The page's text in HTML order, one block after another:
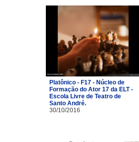
Platônico - F17 - Núcleo de
Formação do Ator 17 da ELT -
Escola Livre de Teatro de
Santo André.
30/10/2016